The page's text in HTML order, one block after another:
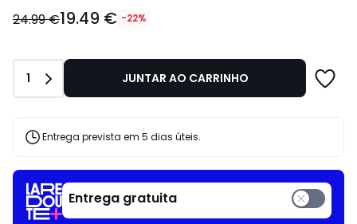
€
24.99
€
de
desconto
24.99 €19.49 € -22%
Quantidade
1 JUNTAR AO CARRINHO
Entrega prevista em 5 dias úteis.
Entrega gratuita